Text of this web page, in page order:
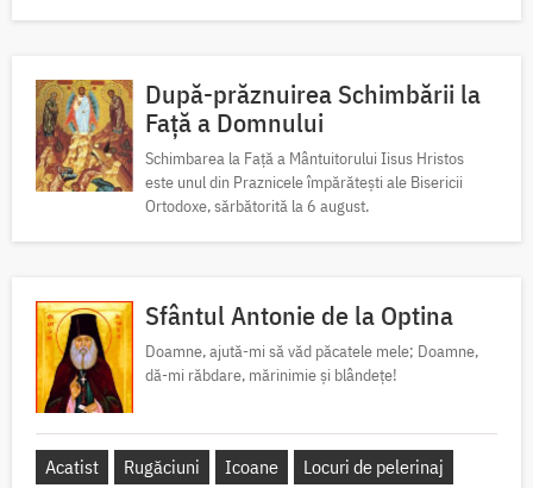
După-prăznuirea Schimbării la
Față a Domnului
Schimbarea la Față a Mântuitorului Iisus Hristos
este unul din Praznicele împărătești ale Bisericii
Ortodoxe, sărbătorită la 6 august.
Sfântul Antonie de la Optina
Doamne, ajută-mi să văd păcatele mele; Doamne,
dă-mi răbdare, mărinimie şi blândeţe!
Acatist Rugăciuni Icoane
Locuri de pelerinaj